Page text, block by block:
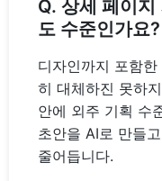
Q. 상세 페이지
도 수준인가요?
디자인까지 포함
히 대체하진 못하
안에 외주 기획 수
초안을 AI로 만들
줄어듭니다.